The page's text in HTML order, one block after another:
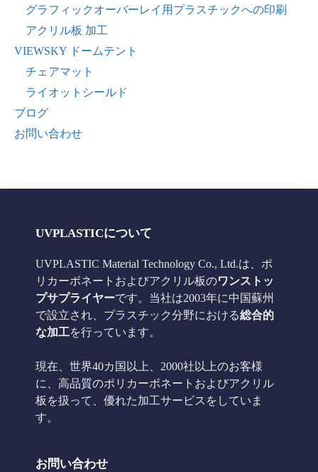
グラフィックオーバーレイ用プラスチックへの印刷
アクリル板 加工
VIEWSKY ドームテント
チェアマット
ライオットシールド
ブログ
お問い合わせ
UVPLASTICについて
UVPLASTIC Material Technology Co., Ltd.は、ポ
リカーボネートおよびアクリル板のワンストッ
プサプライヤーです。当社は2003年に中国蘇州
で設立され、プラスチック分野における総合的
な加工を行っています。
現在、世界40カ国以上、2000社以上のお客様
に、高品質のポリカーボネートおよびアクリル
板を扱って、優れた加工サービスをしていま
す。
お問い合わせ